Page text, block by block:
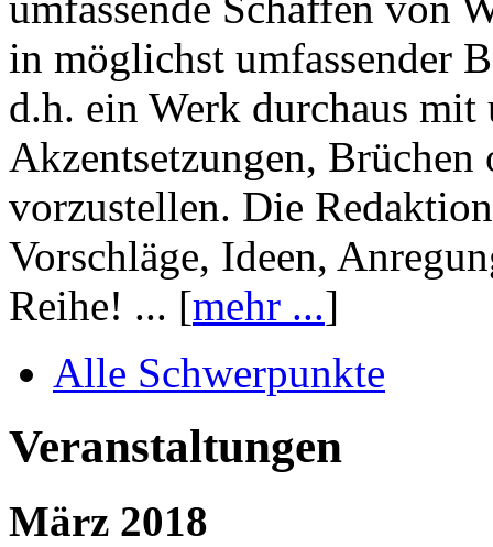
in möglichst umfassender
d.h. ein Werk durchaus mit
Akzentsetzungen, Brüchen
vorzustellen. Die
Vorschläge, Ideen,
Reihe! ... [mehr ...]
Alle Schwerpunkte
Veranstaltungen
März 2018